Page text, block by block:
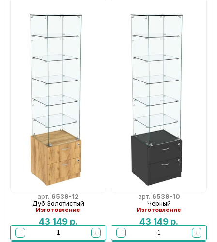
арт. 6539-12
Дуб Золотистый
Изготовление
43 149 р.
−
+
арт. 6539-10
Черный
Изготовление
43 149 р.
−
+